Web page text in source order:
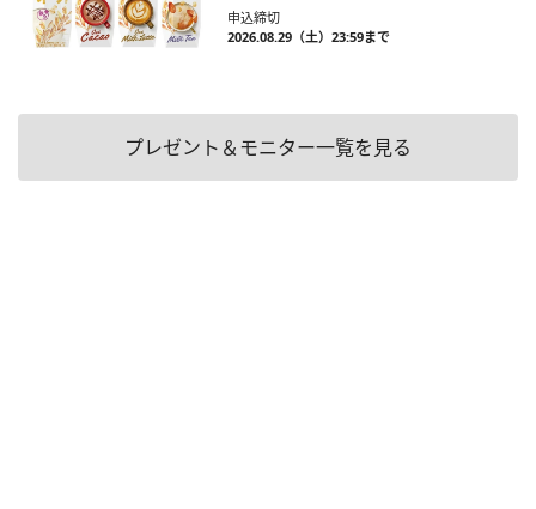
申込締切
2026.08.29（土）23:59まで
プレゼント＆モニター一覧を見る